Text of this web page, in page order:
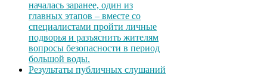
началась заранее, один из
главных этапов – вместе со
специалистами пройти личные
подворья и разъяснить жителям
вопросы безопасности в период
большой воды.
Результаты публичных слушаний